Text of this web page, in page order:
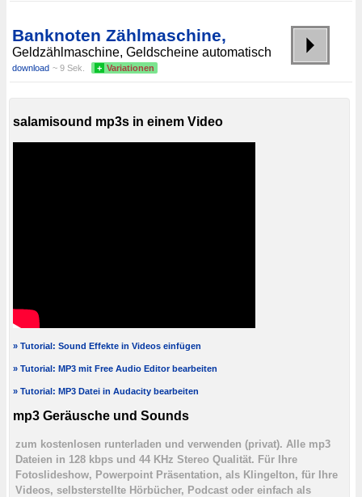
Banknoten Zählmaschine,
Geldzählmaschine, Geldscheine automatisch
download ~ 9 Sek. + Variationen
salamisound mp3s in einem Video
» Tutorial: Sound Effekte in Videos einfügen
» Tutorial: MP3 mit Free Audio Editor bearbeiten
» Tutorial: MP3 Datei in Audacity bearbeiten
mp3 Geräusche und Sounds
zum kostenlosen runterladen und verwenden (privat). Alle mp3
Dateien in 128 kbps und 44 KHz Stereo Qualität. Für Ihre
Fotoslideshow, Powerpoint Präsentation, als Klingelton, für Ihre
Videos, selbsterstellte Hörbücher, Podcast oder einfach als